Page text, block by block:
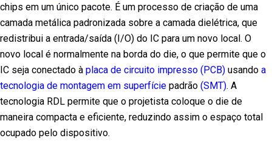
chips em um único pacote. É um processo de criação de uma
camada metálica padronizada sobre a camada dielétrica, que
redistribui a entrada/saída (I/O) do IC para um novo local. O
novo local é normalmente na borda do die, o que permite que o
IC seja conectado à placa de circuito impresso (PCB) usando a
tecnologia de montagem em superfície padrão (SMT). A
tecnologia RDL permite que o projetista coloque o die de
maneira compacta e eficiente, reduzindo assim o espaço total
ocupado pelo dispositivo.